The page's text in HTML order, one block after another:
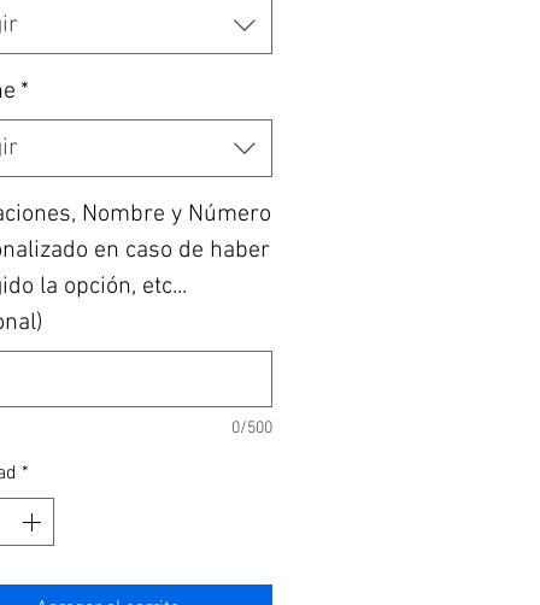
*
Nombre y Número
en caso de haber
la opción, etc...
0/500
*